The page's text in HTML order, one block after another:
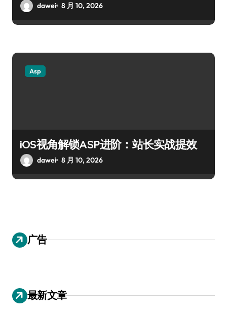
dawei 8 月 10, 2026
Asp
iOS视角解锁ASP进阶：站长实战提效
dawei 8 月 10, 2026
广告
最新文章